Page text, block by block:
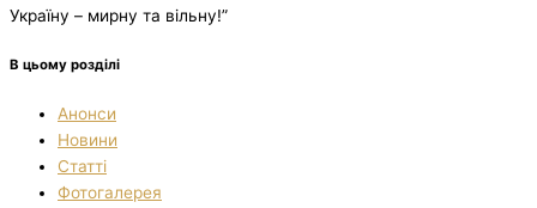
Україну – мирну та вільну!”
В цьому розділі
Анонси
Новини
Статті
Фотогалерея